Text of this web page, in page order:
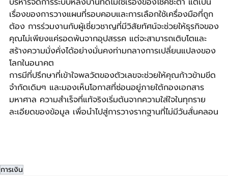
เรื่องของการวางแผนที่รอบคอบและการเลือกใช้เครื่องมือที่ถูก
ต้อง การร่วมงานกับผู้เชี่ยวชาญที่มีวิสัยทัศน์จะช่วยให้ธุรกิจของ
คุณไม่เพียงแค่รอดพ้นจากอุปสรรค แต่จะสามารถเติบโตและ
สร้างความมั่งคั่งได้อย่างมั่นคงท่ามกลางการเปลี่ยนแปลงของ
โลกในอนาคต
การมีที่ปรึกษาที่เข้าใจพลวัตของตัวเลขจะช่วยให้คุณก้าวข้ามขีด
จำกัดเดิมๆ และมองเห็นโอกาสที่ซ่อนอยู่ภายใต้กองเอกสาร
มหาศาล ความสำเร็จที่แท้จริงเริ่มต้นจากความใส่ใจในทุกราย
ละเอียดของข้อมูล เพื่อนำไปสู่การวางรากฐานที่ไม่มีวันสั่นคลอน
การเงิน